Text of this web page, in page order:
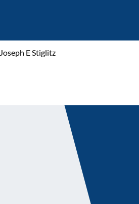
Joseph E Stiglitz